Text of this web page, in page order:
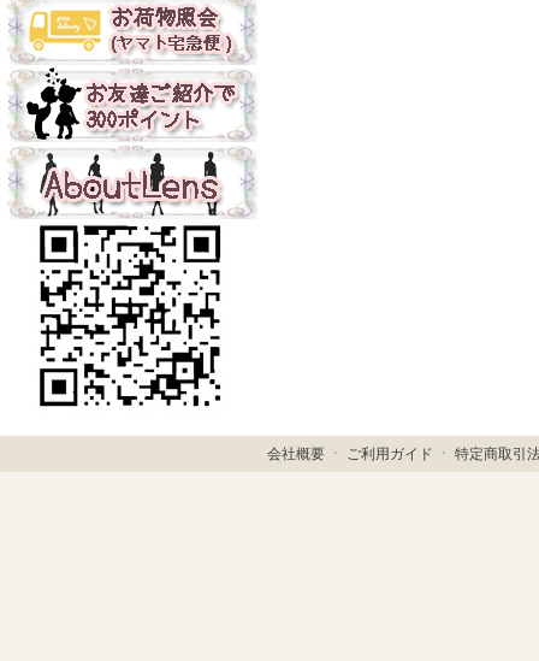
会社概要ㆍ ご利用ガイド ㆍ 特定商取引